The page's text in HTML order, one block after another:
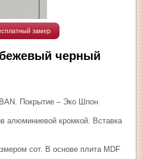
замер
черный
Покрытие – Эко Шпон
алюминиевой кромкой. Вставка
сот. В основе плита MDF